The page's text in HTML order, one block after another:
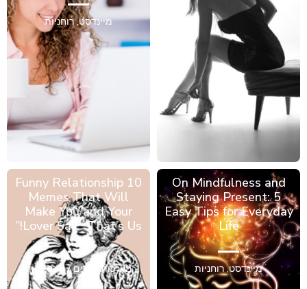
מיינדסט,רוחניות
On Mindfulness and
Staying Present: 5
Easy Tips for Everyday
Life
מיינדסט,רוחניות
10 Funny Relationship
Memes That Will
Make You and Your
Lover Say, “That’s Us!”
מערכות יחסים / אינטימיות